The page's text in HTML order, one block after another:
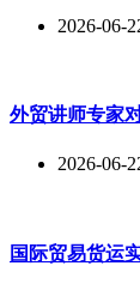
2026-06-
外贸讲师专家
2026-06-
国际贸易货运